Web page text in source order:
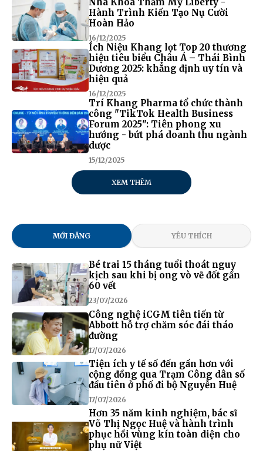
Hành Trình Kiến Tạo Nụ Cười
Hoàn Hảo
16/12/2025
Ích Niệu Khang lọt Top 20 thương
hiệu tiêu biểu Châu Á – Thái Bình
Dương 2025: khẳng định uy tín và
hiệu quả
16/12/2025
Trí Khang Pharma tổ chức thành
công "TikTok Health Business
Forum 2025": Tiên phong xu
hướng - bứt phá doanh thu ngành
dược
15/12/2025
XEM THÊM
MỚI ĐĂNG YÊU THÍCH
Bé trai 15 tháng tuổi thoát nguy
kịch sau khi bị ong vò vẽ đốt gần
60 vết
23/07/2026
Công nghệ iCGM tiên tiến từ
Abbott hỗ trợ chăm sóc đái tháo
đường
17/07/2026
Tiện ích y tế số đến gần hơn với
cộng đồng qua Trạm Công dân số
đầu tiên ở phố đi bộ Nguyễn Huệ
17/07/2026
Hơn 35 năm kinh nghiệm, bác sĩ
Võ Thị Ngọc Huệ và hành trình
phục hồi vùng kín toàn diện cho
phụ nữ Việt